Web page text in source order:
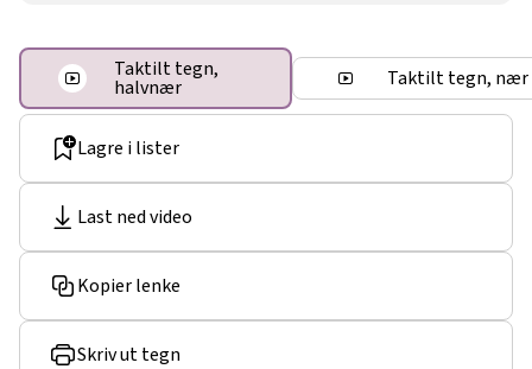
Lagre i lister
Last ned video
Kopier lenke
Skriv ut tegn
Taktilt tegn,
halvnær Taktilt tegn, nær